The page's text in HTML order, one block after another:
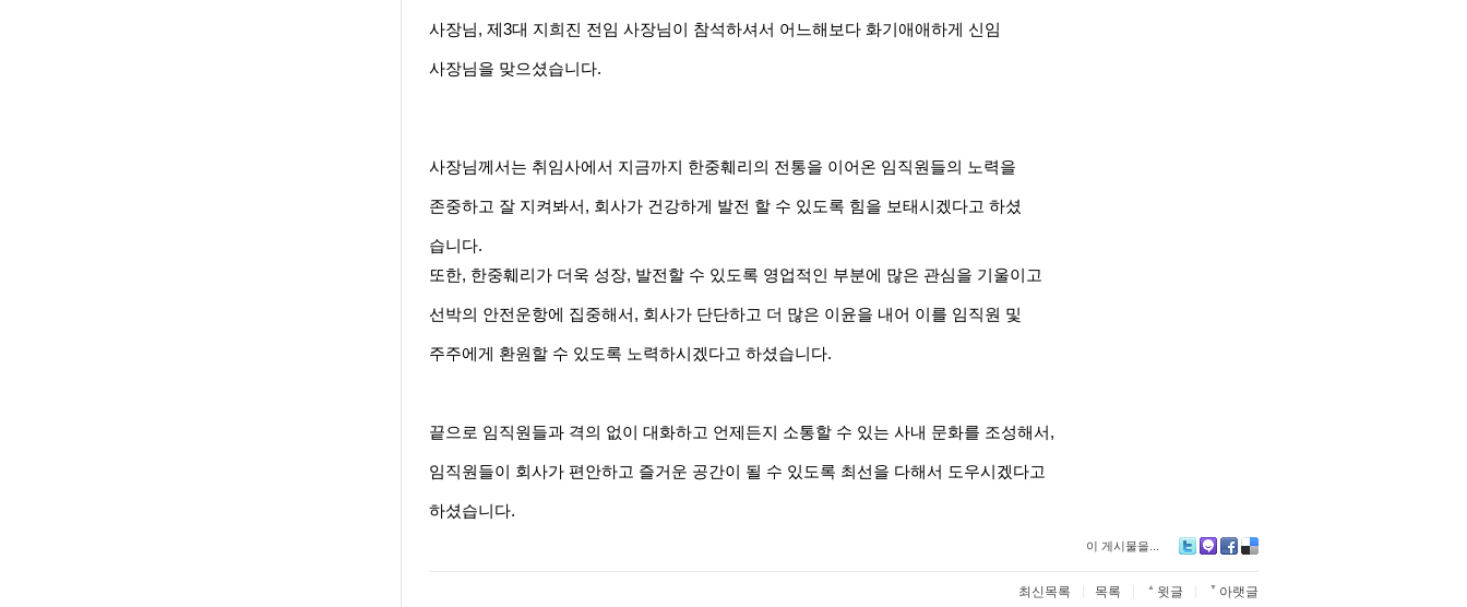
사장님, 제3대 지희진 전임 사장님이 참석하셔서 어느해보다 화기애애하게 신임
사장님을 맞으셨습니다.
사장님께서는 취임사에서 지금까지 한중훼리의 전통을 이어온 임직원들의 노력을
존중하고 잘 지켜봐서, 회사가 건강하게 발전 할 수 있도록 힘을 보태시겠다고 하셨
습니다.
또한, 한중훼리가 더욱 성장, 발전할 수 있도록 영업적인 부분에 많은 관심을 기울이고
선박의 안전운항에 집중해서, 회사가 단단하고 더 많은 이윤을 내어 이를 임직원 및
주주에게 환원할 수 있도록 노력하시겠다고 하셨습니다.
끝으로 임직원들과 격의 없이 대화하고 언제든지 소통할 수 있는 사내 문화를 조성해서,
임직원들이 회사가 편안하고 즐거운 공간이 될 수 있도록 최선을 다해서 도우시겠다고
하셨습니다.
이 게시물을...
최신목록
목록 ▲ 윗글 ▼ 아랫글